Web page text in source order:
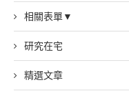
相關表單▼
研究在宅
精選文章